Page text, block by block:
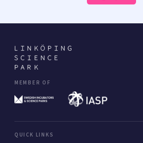
MEMBER OF
QUICK LINKS